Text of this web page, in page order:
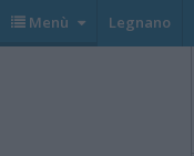
Menù Legnano